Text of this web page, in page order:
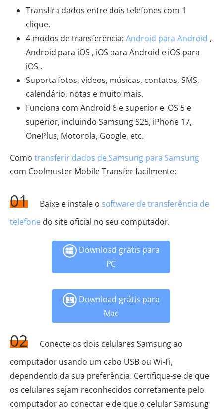
Transfira dados entre dois telefones com 1
clique.
4 modos de transferência: Android para Android ,
Android para iOS , iOS para Android e iOS para
iOS .
Suporta fotos, vídeos, músicas, contatos, SMS,
calendário, notas e muito mais.
Funciona com Android 6 e superior e iOS 5 e
superior, incluindo Samsung S25, iPhone 17,
OnePlus, Motorola, Google, etc.
Como transferir dados de Samsung para Samsung
com Coolmuster Mobile Transfer facilmente:
01 Baixe e instale o software de transferência de
telefone do site oficial no seu computador.
Download grátis para
PC
Download grátis para
Mac
02
Conecte os dois celulares Samsung ao
computador usando um cabo USB ou Wi-Fi,
dependendo da sua preferência. Certifique-se de que
os celulares sejam reconhecidos corretamente pelo
computador ao conectar e de que o celular Samsung